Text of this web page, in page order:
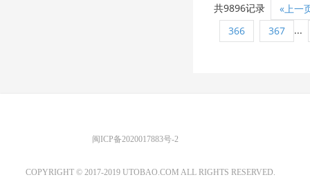
共9896记录
«上一
366
367 ...
闽ICP备2020017883号-2
COPYRIGHT © 2017-2019 UTOBAO.COM ALL RIGHTS RESERVED.